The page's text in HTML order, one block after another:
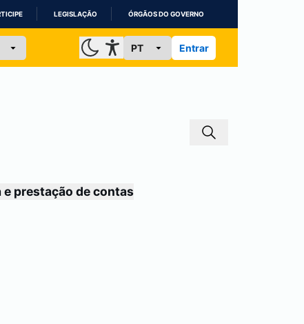
LEGISLAÇÃO ÓRGÃOS DO GOVERNO
Entrar
prestação de contas